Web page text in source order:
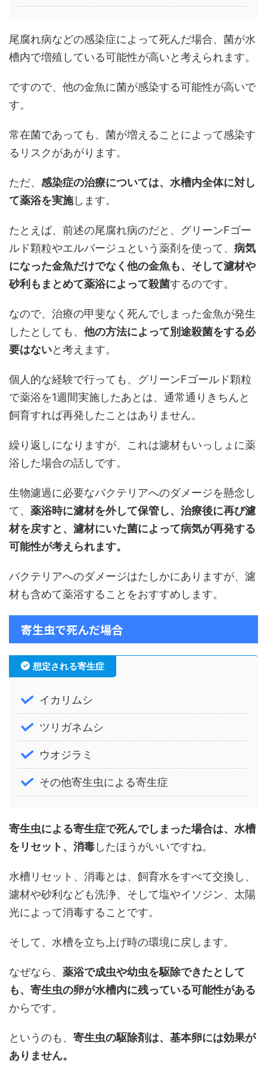
尾腐れ病などの感染症によって死んだ場合、菌が水
槽内で増殖している可能性が高いと考えられます。
ですので、他の金魚に菌が感染する可能性が高いで
す。
常在菌であっても、菌が増えることによって感染す
るリスクがあがります。
ただ、 感染症の治療については、水槽内全体に対し
て薬浴を実施します。
たとえば、前述の尾腐れ病のだと、グリーンFゴー
ルド顆粒やエルバージュという薬剤を使って、 病気
になった金魚だけでなく他の金魚も、そして濾材や
砂利もまとめて薬浴によって殺菌するのです。
なので、治療の甲斐なく死んでしまった金魚が発生
したとしても、 他の方法によって別途殺菌をする必
要はないと考えます。
個人的な経験で行っても、グリーンFゴールド顆粒
で薬浴を1週間実施したあとは、通常通りきちんと
飼育すれば再発したことはありません。
繰り返しになりますが、これは濾材もいっしょに薬
浴した場合の話しです。
生物濾過に必要なバクテリアへのダメージを懸念し
て、 薬浴時に濾材を外して保管し、治療後に再び濾
材を戻すと、濾材にいた菌によって病気が再発する
可能性が考えられます。
バクテリアへのダメージはたしかにありますが、濾
材も含めて薬浴することをおすすめします。
寄生虫で死んだ場合
想定される寄生症
イカリムシ
ツリガネムシ
ウオジラミ
その他寄生虫による寄生症
寄生虫による寄生症で死んでしまった場合は、水槽
をリセット、消毒したほうがいいですね。
水槽リセット、消毒とは、飼育水をすべて交換し、
濾材や砂利なども洗浄、そして塩やイソジン、太陽
光によって消毒することです。
そして、水槽を立ち上げ時の環境に戻します。
なぜなら、 薬浴で成虫や幼虫を駆除できたとして
も、寄生虫の卵が水槽内に残っている可能性がある
からです。
というのも、 寄生虫の駆除剤は、基本卵には効果が
ありません。